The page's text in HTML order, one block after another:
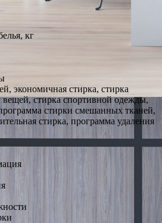
кг
экономичная стирка, стирка
стирка спортивной одежды,
стирки смешанных тканей,
стирка, программа удаления